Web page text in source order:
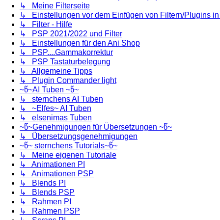
↳ Meine Filterseite
↳ Einstellungen vor dem Einfügen von Filtern/Plugins in
↳ Filter - Hilfe
↳ PSP 2021/2022 und Filter
↳ Einstellungen für den Ani Shop
↳ PSP....Gammakorrektur
↳ PSP Tastaturbelegung
↳ Allgemeine Tipps
↳ Plugin Commander light
~წ~AI Tuben ~წ~
↳ sternchens AI Tuben
↳ ~Elfes~ AI Tuben
↳ elsenimas Tuben
~წ~Genehmigungen für Übersetzungen ~წ~
↳ Übersetzungsgenehmigungen
~წ~ sternchens Tutorials~წ~
↳ Meine eigenen Tutoriale
↳ Animationen PI
↳ Animationen PSP
↳ Blends PI
↳ Blends PSP
↳ Rahmen PI
↳ Rahmen PSP